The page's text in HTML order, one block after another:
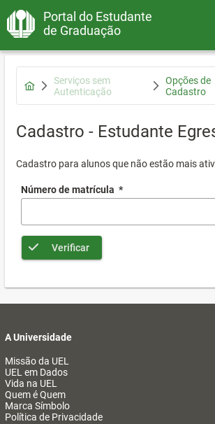
Portal do Estudante
de Graduação
Serviços sem
Autenticação
Opções de
Cadastro
Cadastro - Estudante
Cadastro para alunos que não estão mais
Número de matrícula *
Verificar
A Universidade
Missão da UEL
UEL em Dados
Vida na UEL
Quem é Quem
Marca Símbolo
Política de Privacidade